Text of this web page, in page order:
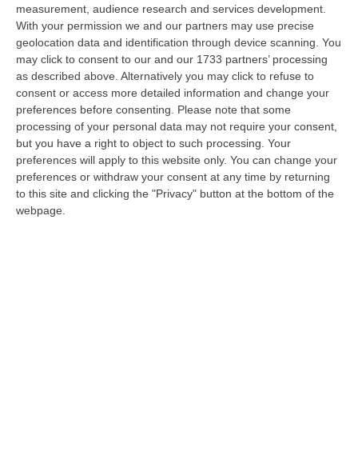
measurement, audience research and services development.
With your permission we and our partners may use precise
geolocation data and identification through device scanning. You
may click to consent to our and our 1733 partners’ processing
as described above. Alternatively you may click to refuse to
consent or access more detailed information and change your
preferences before consenting. Please note that some
processing of your personal data may not require your consent,
but you have a right to object to such processing. Your
preferences will apply to this website only. You can change your
preferences or withdraw your consent at any time by returning
to this site and clicking the "Privacy" button at the bottom of the
webpage.
Clicca e segui “Corriere della Calabria” su Google News
ROMAE’ diventata definitiva la condanna per
corruzione elettorale semplice per l’ex
presidente del Consiglio regionale ed ex
assessore al Bilancio Francesco Talarico,
dell’Udc, coinvolto nel 2021 nell’inchiesta
della Dda di Catanzaro “Basso Profilo”